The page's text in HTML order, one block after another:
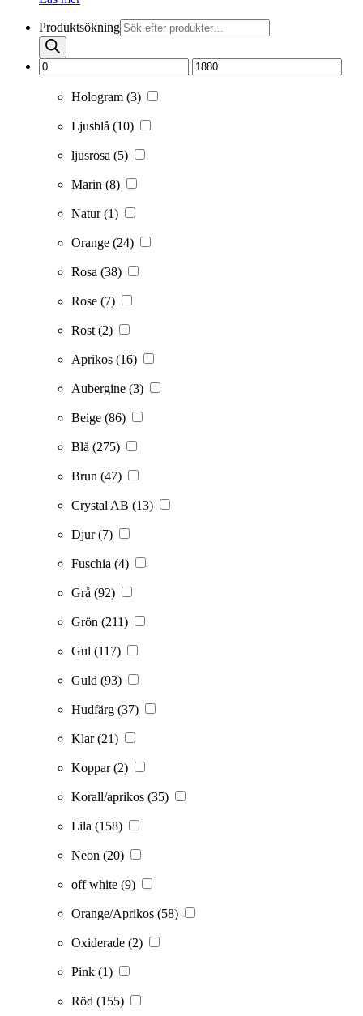
Produktsökning
Hologram (3)
Ljusblå (10)
ljusrosa (5)
Marin (8)
Natur(1)
Orange (24)
Rosa (38)
Rose (7)
Rost (2)
Aprikos (16)
Aubergine (3)
Beige (86)
Blå (275)
Brun (47)
Crystal AB (13)
Djur(7)
Fuschia (4)
Grå (92)
Grön (211)
Gul (117)
Guld (93)
Hudfärg (37)
Klar(21)
Koppar(2)
Korall/aprikos (35)
Lila (158)
Neon (20)
off white (9)
Orange/Aprikos (58)
Oxiderade (2)
Pink (1)
Röd (155)